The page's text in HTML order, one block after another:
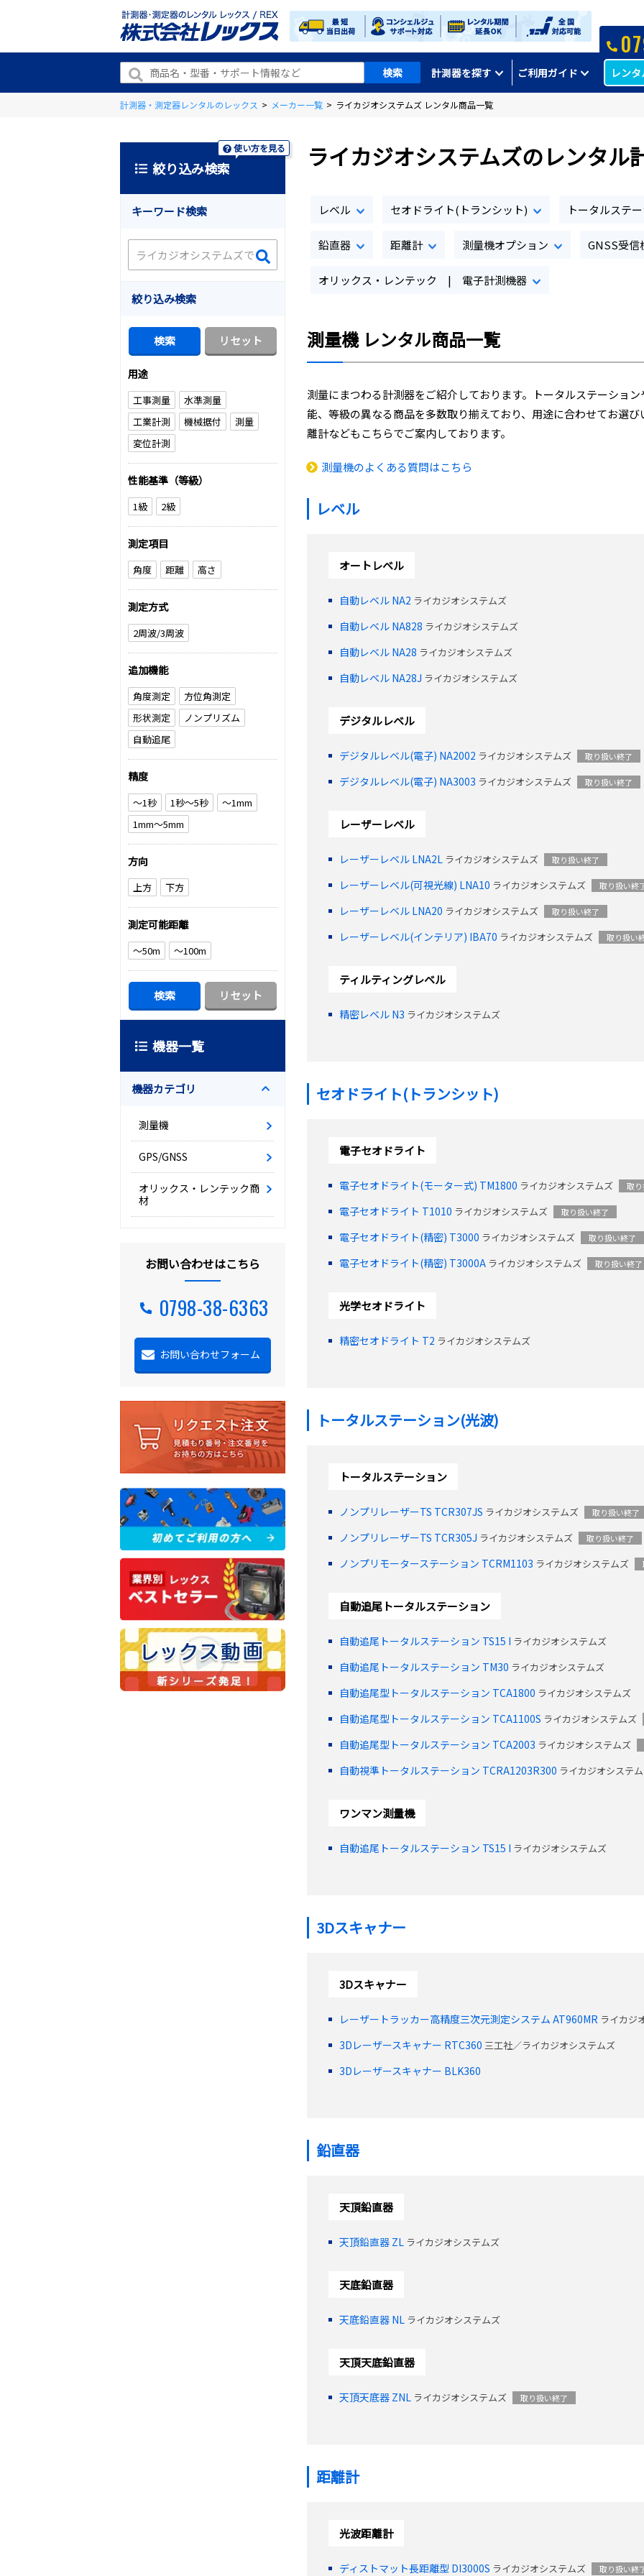
計測器を探す ご利用ガイド レン
計測器・測定器レンタルのレックス > メーカー一覧 > ライカジオシステムズ レンタル商品一覧
ライカジオシステムズのレンタル
レベル セオドライト(トランシット) トータルステ
鉛直器 距離計 測量機オプション GNSS受信
オリックス・レンテック | 電子計測機器
測量機 レンタル商品一覧
測量にまつわる計測器をご紹介しております。トータルステーショ
能、等級の異なる商品を多数取り揃えており、用途に合わせてお選
離計などもこちらでご案内しております。
測量機のよくある質問はこちら
レベル
オートレベル
自動レベル NA2 ライカジオシステムズ
自動レベル NA828 ライカジオシステムズ
自動レベル NA28 ライカジオシステムズ
自動レベル NA28J ライカジオシステムズ
デジタルレベル
デジタルレベル(電子) NA2002 ライカジオシステムズ 取り扱い終了
デジタルレベル(電子) NA3003 ライカジオシステムズ 取り扱い終了
レーザーレベル
レーザーレベル LNA2L ライカジオシステムズ 取り扱い終了
レーザーレベル(可視光線) LNA10 ライカジオシステムズ 取り扱い終
レーザーレベル LNA20 ライカジオシステムズ 取り扱い終了
レーザーレベル(インテリア) IBA70 ライカジオシステムズ 取り扱い
ティルティングレベル
精密レベル N3 ライカジオシステムズ
セオドライト(トランシット)
電子セオドライト
電子セオドライト(モーター式) TM1800 ライカジオシステムズ 取
電子セオドライト T1010 ライカジオシステムズ 取り扱い終了
電子セオドライト(精密) T3000 ライカジオシステムズ 取り扱い終了
電子セオドライト(精密) T3000A ライカジオシステムズ 取り扱い終了
光学セオドライト
精密セオドライト T2 ライカジオシステムズ
トータルステーション(光波)
トータルステーション
ノンプリレーザーTS TCR307JS ライカジオシステムズ 取り扱い終了
ノンプリレーザーTS TCR305J ライカジオシステムズ 取り扱い終了
ノンプリモーターステーション TCRM1103 ライカジオシステムズ
自動追尾トータルステーション
自動追尾トータルステーション TS15 I ライカジオシステムズ
自動追尾トータルステーション TM30 ライカジオシステムズ
自動追尾型トータルステーション TCA1800 ライカジオシステムズ
自動追尾型トータルステーション TCA1100S ライカジオシステムズ
自動追尾型トータルステーション TCA2003 ライカジオシステムズ
自動視準トータルステーション TCRA1203R300 ライカジオシステ
ワンマン測量機
自動追尾トータルステーション TS15 I ライカジオシステムズ
3Dスキャナー
3Dスキャナー
レーザートラッカー高精度三次元測定システム AT960MR ライカジ
3Dレーザースキャナー RTC360 三工社／ライカジオシステムズ
3Dレーザースキャナー BLK360
鉛直器
天頂鉛直器
天頂鉛直器 ZL ライカジオシステムズ
天底鉛直器
天底鉛直器 NL ライカジオシステムズ
天頂天底鉛直器
天頂天底器 ZNL ライカジオシステムズ 取り扱い終了
距離計
光波距離計
ディストマット長距離型 DI3000S ライカジオシステムズ 取り扱い終
絞り込み検索
使い方を見る
キーワード検索
絞り込み検索
用途
工事測量
水準測量
工業計測
機械据付
測量
変位計測
性能基準（等級）
1級 2級
測定項目
角度 距離 高さ
測定方式
2周波/3周波
追加機能
角度測定
方位角測定
形状測定
ノンプリズム
自動追尾
精度
～1秒 1秒～5秒
～1mm
1mm～5mm
方向
上方 下方
測定可能距離
～50m ～100m
機器一覧
機器カテゴリ
測量機
GPS/GNSS
オリックス・レンテック商
材
お問い合わせはこちら
0798-38-6363
お問い合わせフォーム